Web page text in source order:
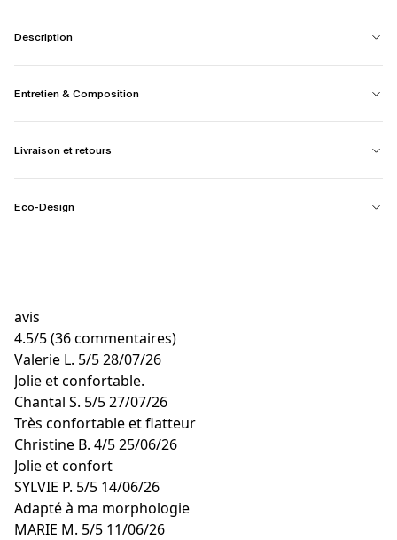
Description
Entretien & Composition
Livraison et retours
Eco-Design
avis
4.5/5(36 commentaires)
Valerie L. 5/528/07/26
Jolie et confortable.
Chantal S. 5/527/07/26
Très confortable et flatteur
Christine B. 4/525/06/26
Jolie et confort
SYLVIE P. 5/5 14/06/26
Adapté à ma morphologie
MARIE M. 5/5 11/06/26